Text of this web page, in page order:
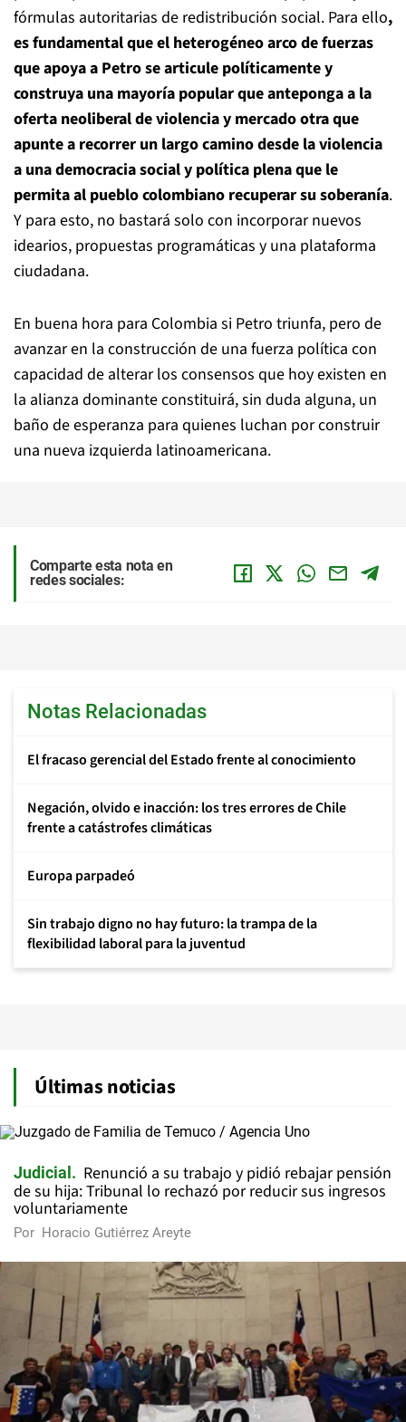
fórmulas autoritarias de redistribución social. Para ello,
es fundamental que el heterogéneo arco de fuerzas
que apoya a Petro se articule políticamente y
construya una mayoría popular que anteponga a la
oferta neoliberal de violencia y mercado otra que
apunte a recorrer un largo camino desde la violencia
a una democracia social y política plena que le
permita al pueblo colombiano recuperar su soberanía.
Y para esto, no bastará solo con incorporar nuevos
idearios, propuestas programáticas y una plataforma
ciudadana.
En buena hora para Colombia si Petro triunfa, pero de
avanzar en la construcción de una fuerza política con
capacidad de alterar los consensos que hoy existen en
la alianza dominante constituirá, sin duda alguna, un
baño de esperanza para quienes luchan por construir
una nueva izquierda latinoamericana.
Comparte esta nota en
redes sociales:
Notas Relacionadas
El fracaso gerencial del Estado frente al conocimiento
Negación, olvido e inacción: los tres errores de Chile
frente a catástrofes climáticas
Europa parpadeó
Sin trabajo digno no hay futuro: la trampa de la
flexibilidad laboral para la juventud
Últimas noticias
Judicial
Renunció a su trabajo y pidió rebajar pensión
de su hija: Tribunal lo rechazó por reducir sus ingresos
voluntariamente
Por Horacio Gutiérrez Areyte